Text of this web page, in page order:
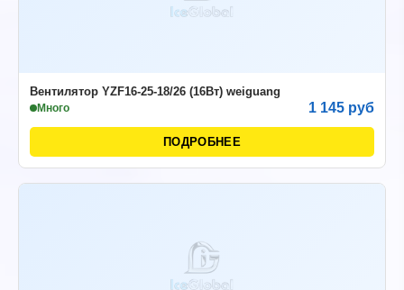
Вентилятор YZF16-25-18/26 (16Вт) weiguang
Много 1 145 руб
ПОДРОБНЕЕ